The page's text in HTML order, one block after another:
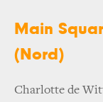
Main
(Nord)
Charlotte de